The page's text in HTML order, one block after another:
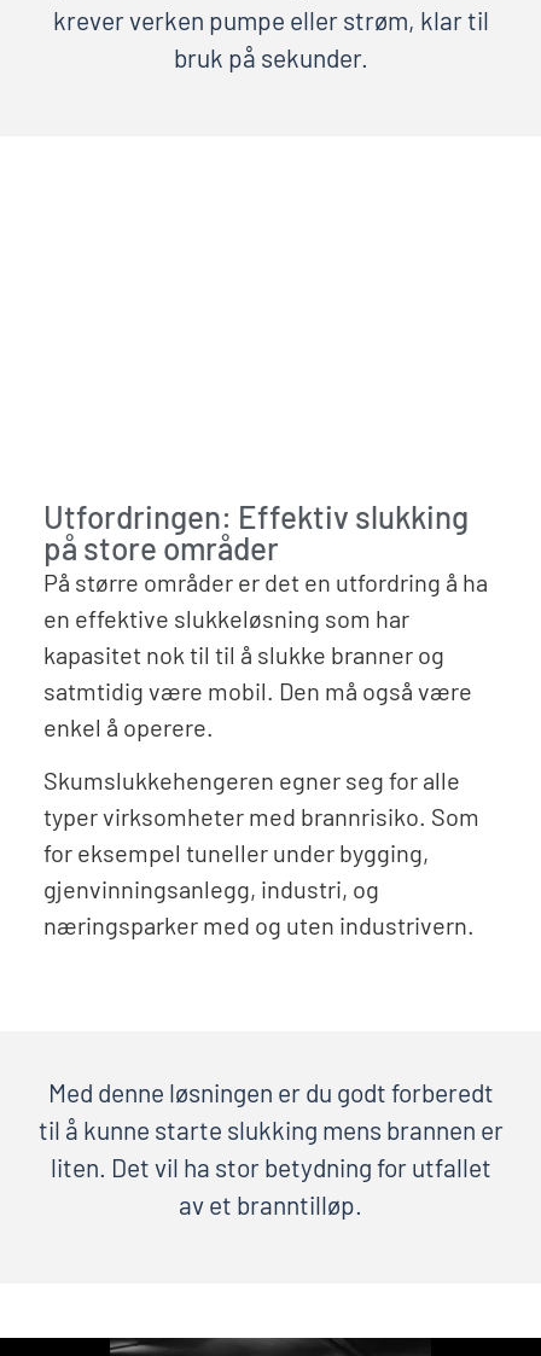
krever verken pumpe eller strøm, klar til
bruk på sekunder.
Utfordringen: Effektiv slukking
på store områder
På større områder er det en utfordring å ha
en effektive slukkeløsning som har
kapasitet nok til til å slukke branner og
satmtidig være mobil. Den må også være
enkel å operere.
Skumslukkehengeren egner seg for alle
typer virksomheter med brannrisiko. Som
for eksempel tuneller under bygging,
gjenvinningsanlegg, industri, og
næringsparker med og uten industrivern.
Med denne løsningen er du godt forberedt
til å kunne starte slukking mens brannen er
liten. Det vil ha stor betydning for utfallet
av et branntilløp.